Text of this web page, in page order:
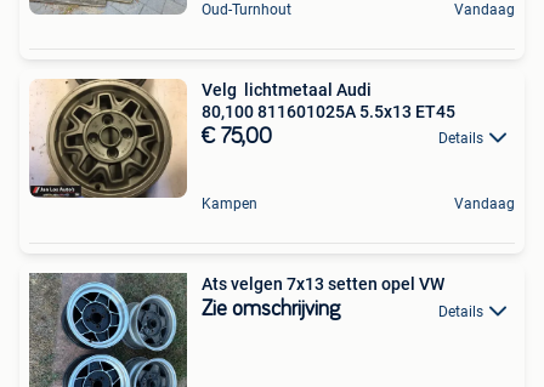
Oud-Turnhout Vandaag
Velg lichtmetaal Audi
80,100 811601025A 5.5x13 ET45
€ 75,00 Details
Kampen Vandaag
Ats velgen 7x13 setten opel VW
Zie omschrijving Details